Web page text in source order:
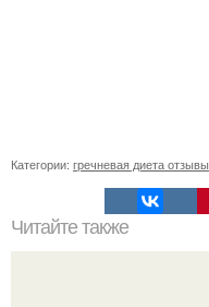
Категории: гречневая диета отзывы
Читайте также